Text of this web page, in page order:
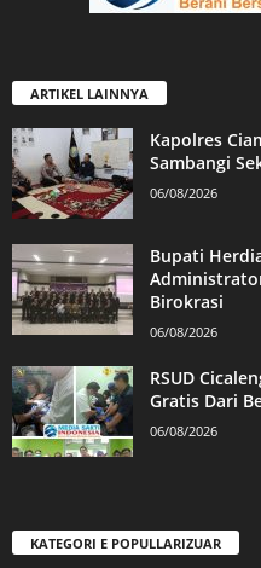
ARTIKEL LAINNYA
Kapolres
Sambangi
06/08/2026
Bupati
Birokrasi
06/08/2026
RSUD
Gratis Dari
06/08/2026
KATEGORI E POPULLARIZUAR